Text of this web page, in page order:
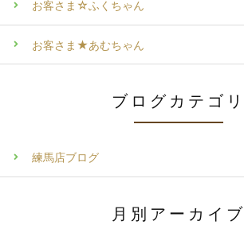
お客さま☆ふくちゃん
お客さま★あむちゃん
ブログカテゴリ
練馬店ブログ
月別アーカイブ